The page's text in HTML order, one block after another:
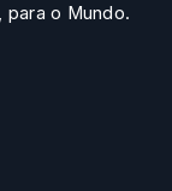
o Mundo.